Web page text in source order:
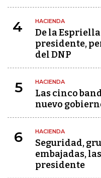
4 HACIENDA
De la
presidente,
del DNP
5 HACIENDA
Las cinco
nuevo
6 HACIENDA
Seguridad,
embajadas,
presidente